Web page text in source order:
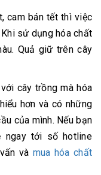
cam bán tết thì việc
sử dụng hóa chất
Quả giữ trên cây
cây trồng mà hóa
hơn và có những
của mình. Nếu bạn
ngay tới số hotline
và mua hóa chất